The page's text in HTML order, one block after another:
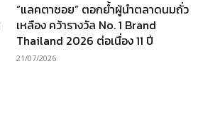
“แลคตาซอย” ตอกย้ำผู้นำตลาดนมถั่ว
เหลือง คว้ารางวัล No. 1 Brand
Thailand 2026 ต่อเนื่อง 11 ปี
21/07/2026